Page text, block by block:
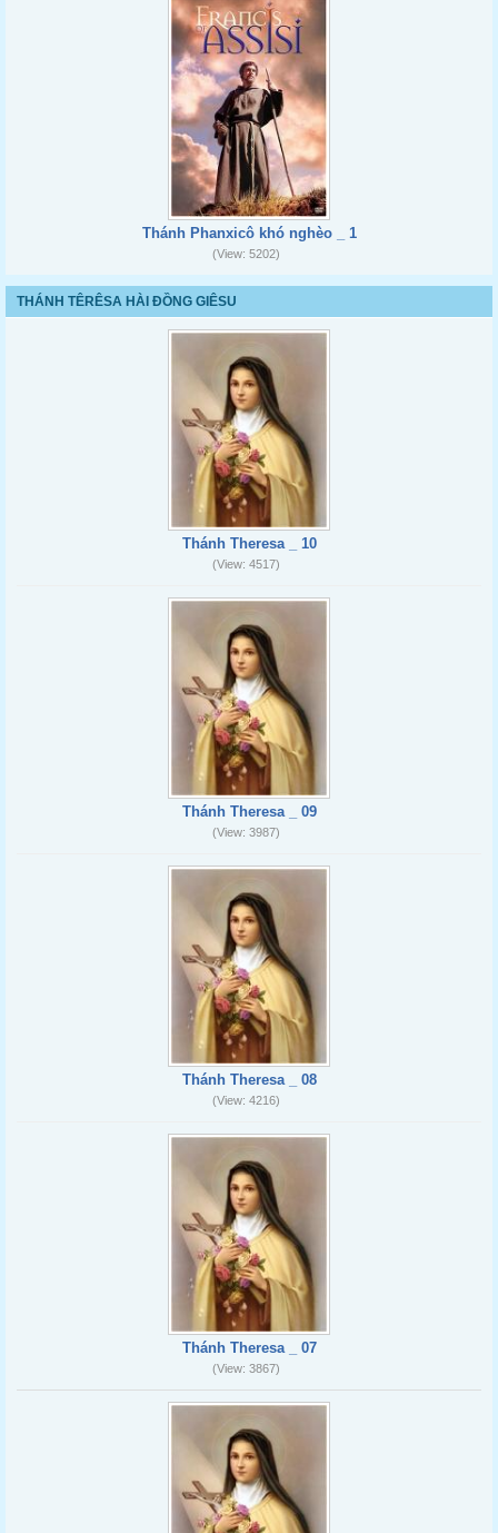
Thánh Phanxicô khó nghèo _ 1
(View: 5202)
THÁNH TÊRÊSA HÀI ĐỒNG GIÊSU
Thánh Theresa _ 10
(View: 4517)
Thánh Theresa _ 09
(View: 3987)
Thánh Theresa _ 08
(View: 4216)
Thánh Theresa _ 07
(View: 3867)